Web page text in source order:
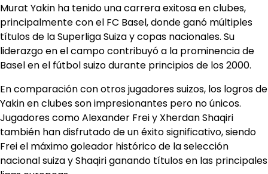
Murat Yakin ha tenido una carrera exitosa en clubes,
principalmente con el FC Basel, donde ganó múltiples
títulos de la Superliga Suiza y copas nacionales. Su
liderazgo en el campo contribuyó a la prominencia de
Basel en el fútbol suizo durante principios de los 2000.
En comparación con otros jugadores suizos, los logros de
Yakin en clubes son impresionantes pero no únicos.
Jugadores como Alexander Frei y Xherdan Shaqiri
también han disfrutado de un éxito significativo, siendo
Frei el máximo goleador histórico de la selección
nacional suiza y Shaqiri ganando títulos en las principales